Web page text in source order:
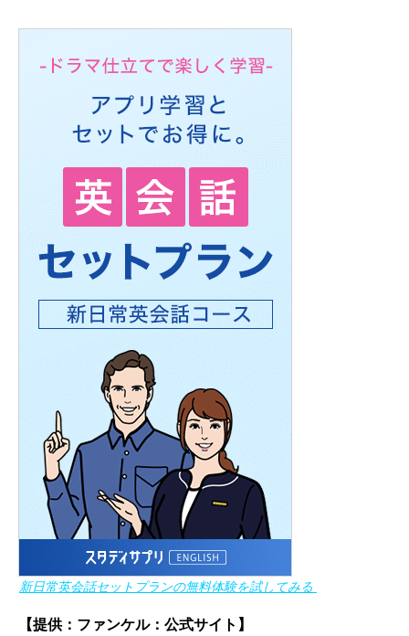
新日常英会話セットプランの無料体験を試してみる
【提供：ファンケル：公式サイト】